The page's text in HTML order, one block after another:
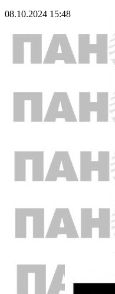
08.10.2024 15:48